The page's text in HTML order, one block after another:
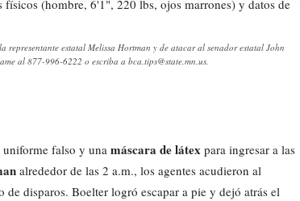
representante estatal Melissa Hortman y de atacar al senador estatal John
al 877-996-6222 o escriba a bca.tips@state.mn.us.
falso y una máscara de látex para ingresar a las
alrededor de las 2 a.m., los agentes acudieron al
disparos. Boelter logró escapar a pie y dejó atrás el